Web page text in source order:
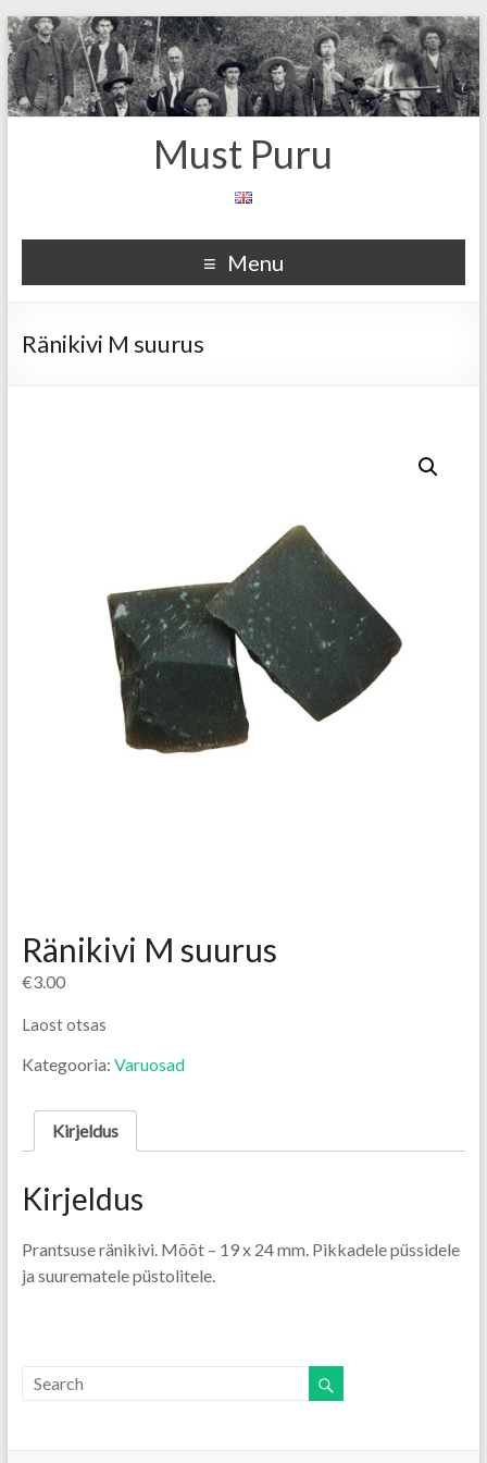
Must Puru
Menu
Ränikivi M suurus
Ränikivi M suurus
€3.00
Laost otsas
Kategooria: Varuosad
Kirjeldus
Kirjeldus
Prantsuse ränikivi. Mõõt – 19 x 24 mm. Pikkadele püssidele
ja suurematele püstolitele.